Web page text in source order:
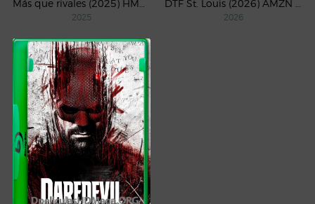
2025 2026